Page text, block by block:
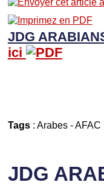
JDG
ici
Tags: Arabes-AFAC
JDG